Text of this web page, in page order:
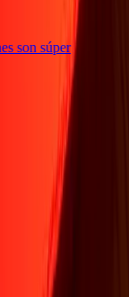
son súper
Acerca de
Conviértete en
Carreras
Transferencia
Soporte